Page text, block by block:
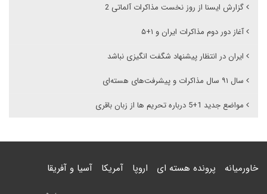
گزارش ایسنا از روز نخست مذاکرات آلماتی 2
آغاز دور دوم مذاکرات ایران و ۱+۵
ایران در انتظار پیشنهاد شگفت انگیزی نباشد
سال ۹۱ سال مذاکرات و پیشرفت‌های هسته‌ای
مواضع جدید 1+5 درباره تحریم ها از زبان باقری
خاورمیانه پرونده هسته ای اروپا آمریکا آسیا و آفریقا